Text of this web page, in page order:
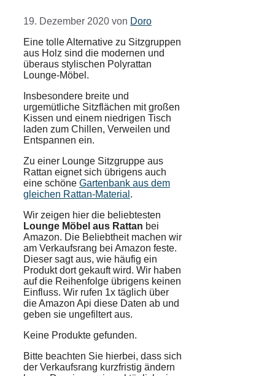
19. Dezember 2020 von Doro
Eine tolle Alternative zu Sitzgruppen
aus Holz sind die modernen und
überaus stylischen Polyrattan
Lounge-Möbel.
Insbesondere breite und
urgemütliche Sitzflächen mit großen
Kissen und einem niedrigen Tisch
laden zum Chillen, Verweilen und
Entspannen ein.
Zu einer Lounge Sitzgruppe aus
Rattan eignet sich übrigens auch
eine schöne Gartenbank aus dem
gleichen Rattan-Material .
Wir zeigen hier die beliebtesten
Lounge Möbel aus Rattan bei
Amazon. Die Beliebtheit machen wir
am Verkaufsrang bei Amazon feste.
Dieser sagt aus, wie häufig ein
Produkt dort gekauft wird. Wir haben
auf die Reihenfolge übrigens keinen
Einfluss. Wir rufen 1x täglich über
die Amazon Api diese Daten ab und
geben sie ungefiltert aus.
Keine Produkte gefunden.
Bitte beachten Sie hierbei, dass sich
der Verkaufsrang kurzfristig ändern